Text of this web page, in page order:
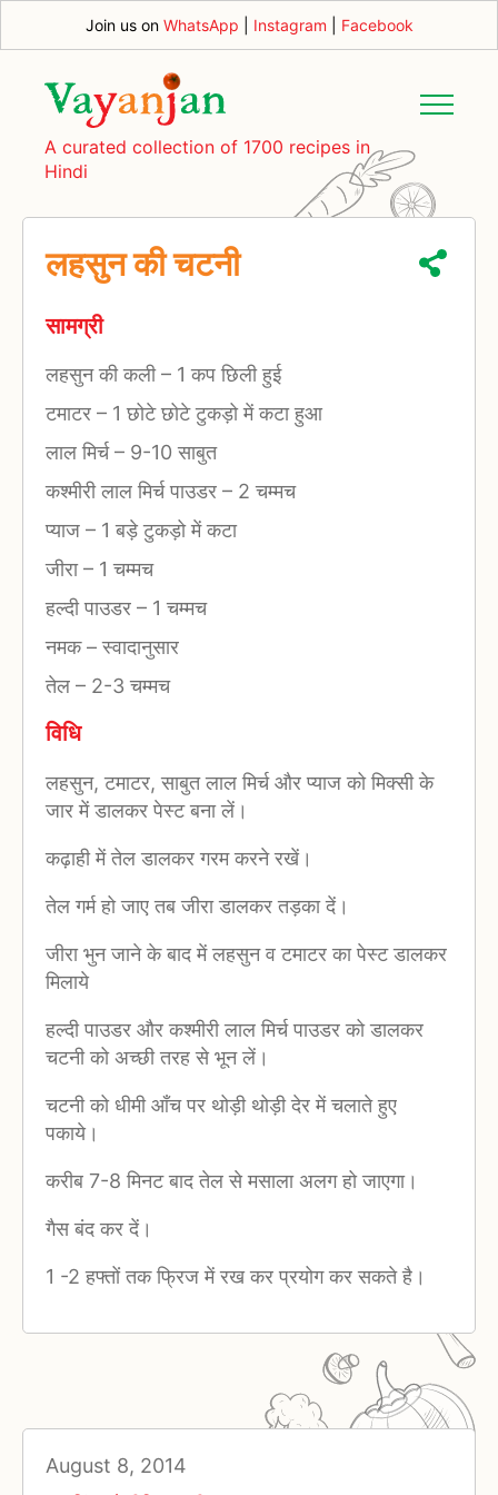
Join us on WhatsApp Instagram Facebook
A curated collection of 1700 recipes in
Hindi
लहसुन की चटनी
सामग्री
लहसुन की कली– 1 कप छिली हुई
टमाटर – 1 छोटे छोटे टुकड़ो में कटा हुआ
लाल मिर्च– 9-10 साबुत
कश्मीरी लाल मिर्च पाउडर – 2 चम्मच
प्याज – 1 बड़े टुकड़ो में कटा
जीरा– 1 चम्मच
हल्दी पाउडर – 1 चम्मच
नमक–स्वादानुसार
तेल – 2-3 चम्मच
विधि
लहसुन, टमाटर, साबुत लाल मिर्च और प्याज को मिक्सी के
जार में डालकर पेस्ट बना लें।
कढ़ाही में तेल डालकर गरम करने रखें।
तेल गर्म हो जाए तब जीरा डालकर तड़का दें।
जीरा भुन जाने के बाद में लहसुन व टमाटर का पेस्ट डालकर
मिलाये
हल्दी पाउडर और कश्मीरी लाल मिर्च पाउडर को डालकर
चटनी को अच्छी तरह से भून लें।
चटनी को धीमी आँच पर थोड़ी थोड़ी देर में चलाते हुए
पकाये।
करीब 7-8 मिनट बाद तेल से मसाला अलग हो जाएगा।
गैस बंद कर दें।
1 -2 हफ्तों तक फ्रिज में रख कर प्रयोग कर सकते है।
August 8, 2014